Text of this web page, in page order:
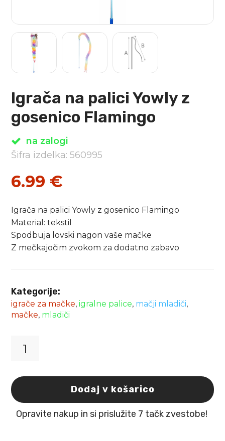
Igrača na palici Yowly z
gosenico Flamingo
na zalogi
Šifra izdelka: 560995
6.99 €
Igrača na palici Yowly z gosenico Flamingo
Material: tekstil
Spodbuja lovski nagon vaše mačke
Z mečkajočim zvokom za dodatno zabavo
Kategorije:
igrače za mačke,igralne palice, mačji mladiči,
mačke, mladiči
palici
Yowly
z
gosenico
Flamingo
Dodaj v košarico
Opravite nakup in si prislužite 7 tačk zvestobe!